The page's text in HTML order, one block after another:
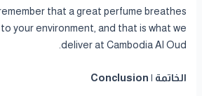
that a great perfume breathes
your environment, and that is what we
deliver at Cambodia Al Oud.
الخاتمة | Conclusion